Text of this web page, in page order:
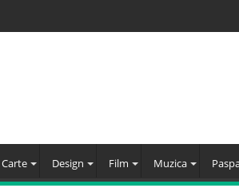
Carte Design Film Muzica